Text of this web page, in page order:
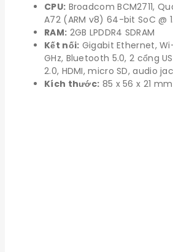
CPU: Broadcom BCM2711,
A72 (ARM v8) 64-bit SoC @
RAM: 2GB LPDDR4 SDRAM
Kết nối: Gigabit Ethernet,
GHz, Bluetooth 5.0, 2 cổng
2.0, HDMI, micro SD, audio
Kích thước: 85 x 56 x 21 mm